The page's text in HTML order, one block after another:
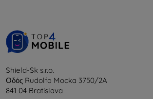
Shield-Sk s.r.o.
Οδός Rudolfa Mocka 3750/2A
841 04 Bratislava